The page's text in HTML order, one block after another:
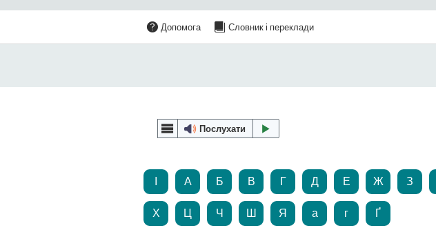
Допомога Словник і переклади
Послухати
А Б В Г Д Е Ж З
Х Ц Ч Ш Я а г Ґ